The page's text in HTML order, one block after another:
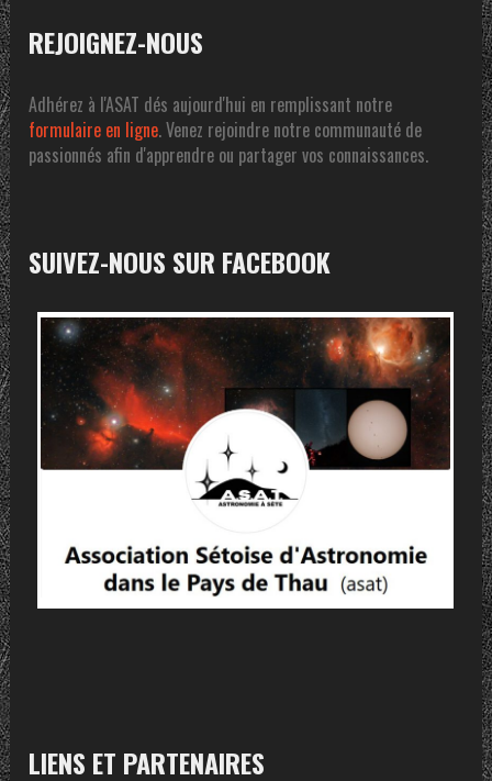
REJOIGNEZ-NOUS
Adhérez à l'ASAT dés aujourd'hui en remplissant notre
formulaire en ligne. Venez rejoindre notre communauté de
passionnés afin d'apprendre ou partager vos connaissances.
SUIVEZ-NOUS SUR FACEBOOK
LIENS ET PARTENAIRES